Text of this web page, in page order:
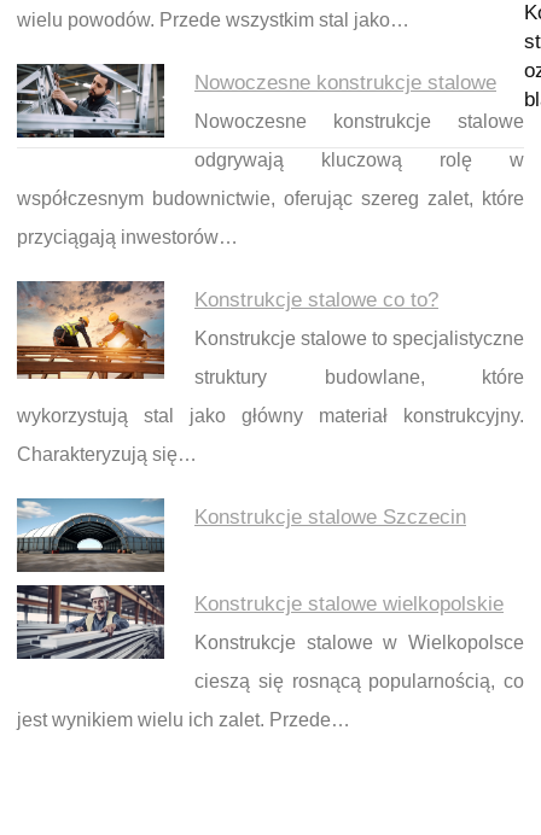
wielu powodów. Przede wszystkim stal jako…
Nowoczesne konstrukcje stalowe
Nowoczesne konstrukcje stalowe
odgrywają kluczową rolę w
współczesnym budownictwie, oferując szereg zalet, które
przyciągają inwestorów…
Konstrukcje stalowe co to?
Konstrukcje stalowe to specjalistyczne
struktury budowlane, które
wykorzystują stal jako główny materiał konstrukcyjny.
Charakteryzują się…
Konstrukcje stalowe Szczecin
Konstrukcje stalowe wielkopolskie
Konstrukcje stalowe w Wielkopolsce
cieszą się rosnącą popularnością, co
jest wynikiem wielu ich zalet. Przede…